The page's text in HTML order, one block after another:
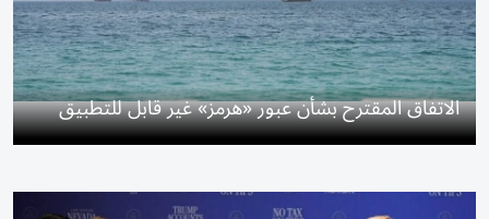
الاتفاق المقترح بشأن عبور «هرمز» غير قابل للتطبيق